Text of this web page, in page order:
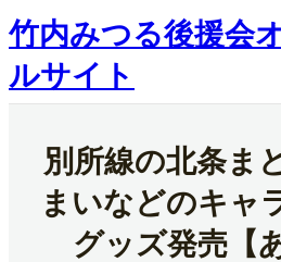
内
容
ス
キ
竹内みつる後援会
ルサイト
別所線の北条ま
まいなどのキャ
グッズ発売【